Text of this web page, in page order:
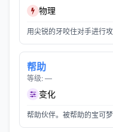
物理
用尖锐的牙咬住对手进行
帮助
等级: —
变化
帮助伙伴。被帮助的宝可